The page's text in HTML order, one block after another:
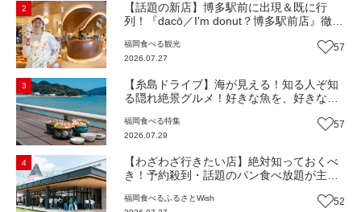
2
【話題の新店】博多駅前に出現＆既に行
列！『dacō／I'm donut？博多駅前店』徹底
しみ方＆イチオシメニューも紹介！（福岡
市博多区）【まち歩き】
福岡食べる観光
2026.07.27
57
3
【糸島ドライブ】海が見える！知る人ぞ知
る隠れ絶景グルメ！好きな魚を、好きなだ
堂』（福岡市西区）【まち歩き】
福岡食べる特集
2026.07.29
57
4
【わざわざ行きたい店】絶対知っておくべ
き！予約殺到・話題のパン食べ放題が主
『bound garden』（福岡・新宮町）【まち
福岡食べるふるさとWish
52